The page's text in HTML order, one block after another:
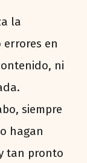
la
en
ni
siempre
hagan
tan pronto